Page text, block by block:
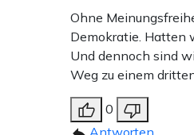
Ohne
Demokratie. Hatten
Und dennoch sind
Weg zu einem
0
Antworten